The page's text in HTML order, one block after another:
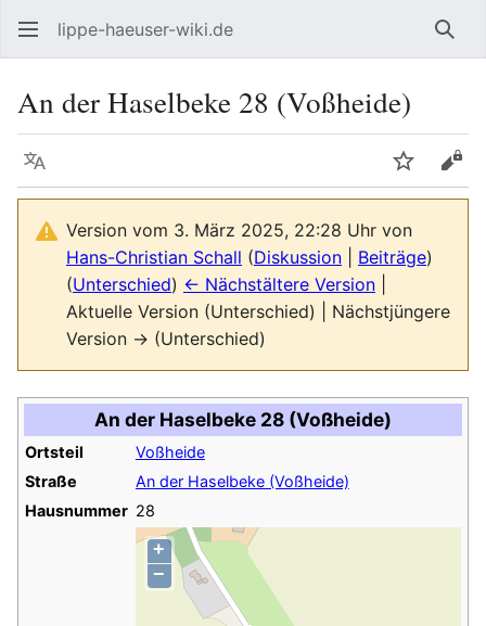
lippe-haeuser-wiki.de
An der Haselbeke 28 (Voßheide)
Sprache
Version vom 3. März 2025, 22:28 Uhr von
Hans-Christian Schall (Diskussion Beiträge)
(Unterschied) ← Nächstältere Version
Aktuelle Version (Unterschied) | Nächstjüngere
Version → (Unterschied)
An der Haselbeke 28 (Voßheide)
Ortsteil
Voßheide
Straße
An der Haselbeke (Voßheide)
Hausnummer 28
+
−